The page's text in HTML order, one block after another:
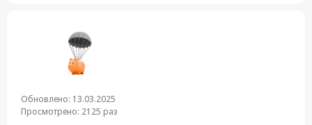
Обновлено: 13.03.2025
Просмотрено: 2125 раз